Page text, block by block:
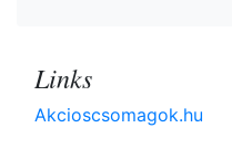
Links
Akcioscsomagok.hu